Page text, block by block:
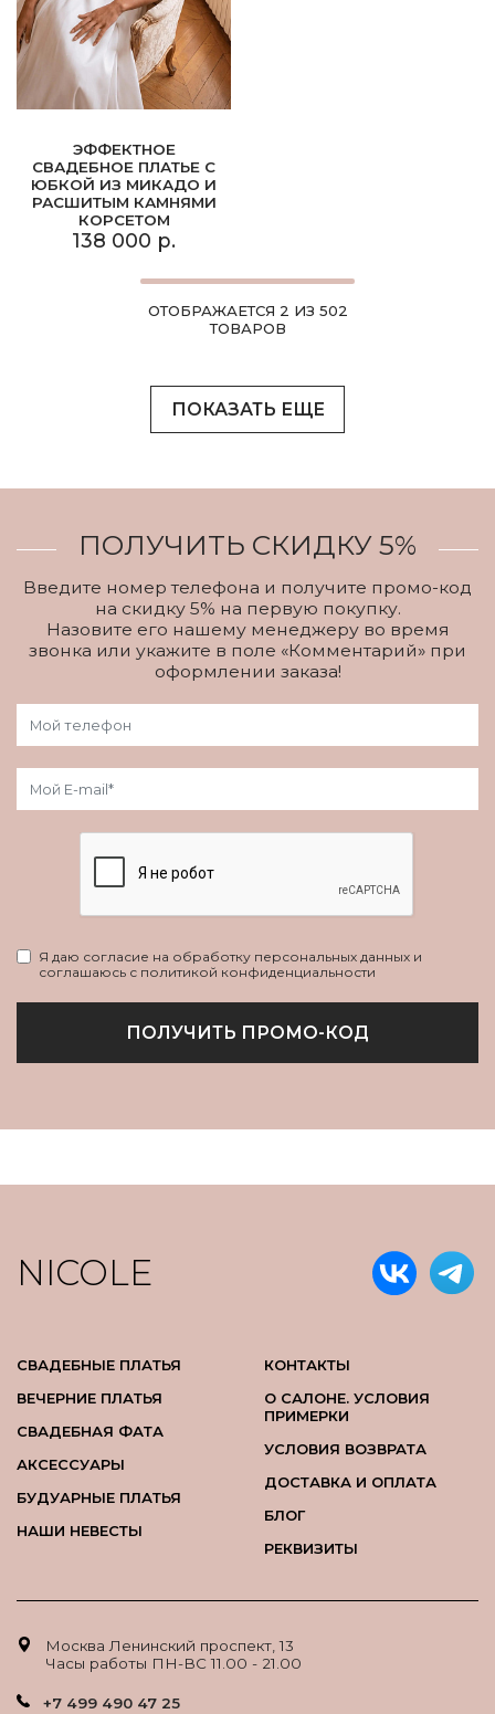
ЭФФЕКТНОЕ
СВАДЕБНОЕ ПЛАТЬЕ С
ЮБКОЙ ИЗ МИКАДО И
РАСШИТЫМ КАМНЯМИ
КОРСЕТОМ
138 000 р.
ОТОБРАЖАЕТСЯ 2 ИЗ 502
ТОВАРОВ
ПОКАЗАТЬ ЕЩЕ
ПОЛУЧИТЬ СКИДКУ 5%
Введите номер телефона и получите промо-код
на скидку 5% на первую покупку.
Назовите его нашему менеджеру во время
звонка или укажите в поле «Комментарий» при
оформлении заказа!
Я даю согласие на обработку персональных данных и
соглашаюсь с политикой конфиденциальности
ПОЛУЧИТЬ ПРОМО-КОД
NICOLE
СВАДЕБНЫЕ ПЛАТЬЯ
ВЕЧЕРНИЕ ПЛАТЬЯ
СВАДЕБНАЯ ФАТА
АКСЕССУАРЫ
БУДУАРНЫЕ ПЛАТЬЯ
НАШИ НЕВЕСТЫ
КОНТАКТЫ
О САЛОНЕ. УСЛОВИЯ
ПРИМЕРКИ
УСЛОВИЯ ВОЗВРАТА
ДОСТАВКА И ОПЛАТА
БЛОГ
РЕКВИЗИТЫ
Москва Ленинский проспект, 13
Часы работы ПН-ВС 11.00 - 21.00
+7 499 490 47 25